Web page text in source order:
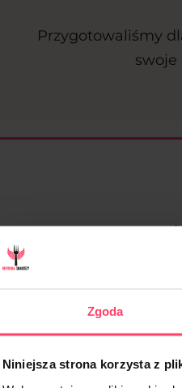
Zgoda
Niniejsza strona korzysta z
Przygotowaliśmy
swoje